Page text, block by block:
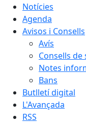
Notícies
Agenda
Avisos i Consells
Avís
Consells
Notes
Bans
Butlletí digital
L'Avançada
RSS